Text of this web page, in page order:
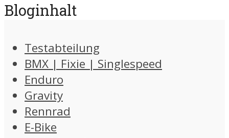
Bloginhalt
Testabteilung
BMX | Fixie | Singlespeed
Enduro
Gravity
Rennrad
E-Bike